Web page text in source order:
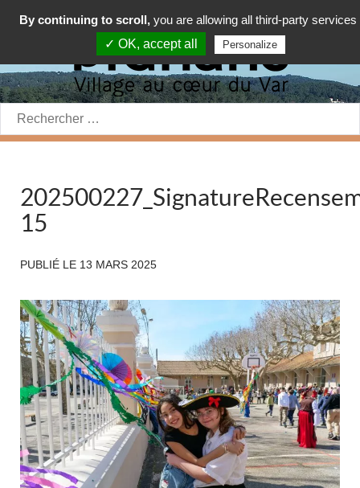
Rechercher:
15
PUBLIÉ LE 13 MARS 2025
By continuing to scroll, you are allowing all third-party services
✓ OK, accept all
Personalize